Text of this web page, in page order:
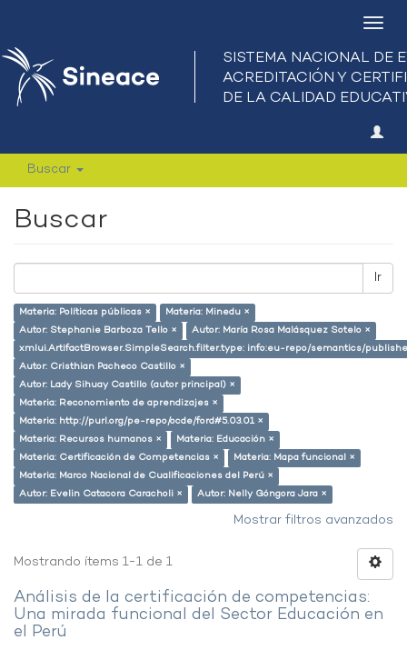
Buscar
Buscar
Ir
Materia: Políticas públicas ×
Materia: Minedu ×
Autor: Stephanie Barboza Tello ×
Autor: María Rosa Malásquez Sotelo ×
xmlui.ArtifactBrowser.SimpleSearch.filter.type: info:eu-repo/semantics/
Autor: Cristhian Pacheco Castillo ×
Autor: Lady Sihuay Castillo (autor principal) ×
Materia: Reconomiento de aprendizajes ×
Materia: http://purl.org/pe-repo/ocde/ford#5.03.01 ×
Materia: Recursos humanos ×
Materia: Educación ×
Materia: Certificación de Competencias ×
Materia: Mapa funcional ×
Materia: Marco Nacional de Cualificaciones del Perú ×
Autor: Evelin Catacora Caracholi ×
Autor: Nelly Góngora Jara ×
Mostrar filtros avanzados
Mostrando ítems 1-1 de 1
Análisis de la certificación de competencias:
Una mirada funcional del Sector Educación en
el Perú